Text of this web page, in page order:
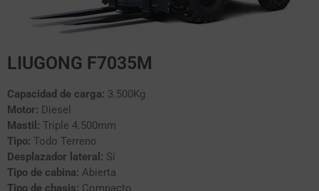
LIUGONG F7035M
Capacidad de carga: 3.500Kg
Motor: Diesel
Mastil: Triple 4.500mm
Tipo: Todo Terreno
Desplazador lateral: Sí
Tipo de cabina: Abierta
Tipo de chasis: Compacto